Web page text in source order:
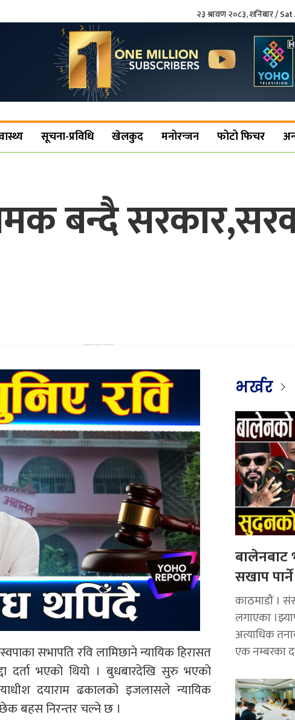
२३ श्रावण २०८३, शनिबार /
सूचना-प्रविधि खेलकुद मनोरन्जन फोटो फिचर
बन्दै
सभापति रवि लामिछाने न्यायिक हिरासत
दर्ता भएको थियो । बुधबारदेखि सुरु भएको
दयाराम ढकालको इजलासले न्यायिक
बहस निरन्तर चल्ने छ ।
भर्खर
बालेनबाट
सखाप पार्ने
काठमाडौं ।
लगाएका
अत्याधिक
एक नम्बरका